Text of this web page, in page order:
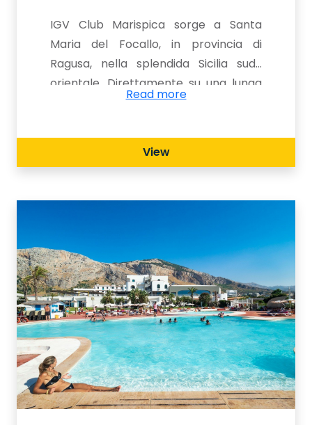
IGV Club Marispica sorge a Santa
Maria del Focallo, in provincia di
Ragusa, nella splendida Sicilia sud-
orientale. Direttamente su una lunga
spiaggia di sabbia fine, la struttura è
curato. Ideale per famiglie con
bambini e ragazzi, offre una vasta
vacanza rilassante e divertente a
Read more
View